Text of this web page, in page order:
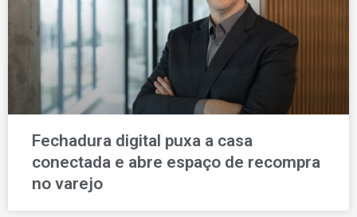
Fechadura digital puxa a casa
conectada e abre espaço de recompra
no varejo